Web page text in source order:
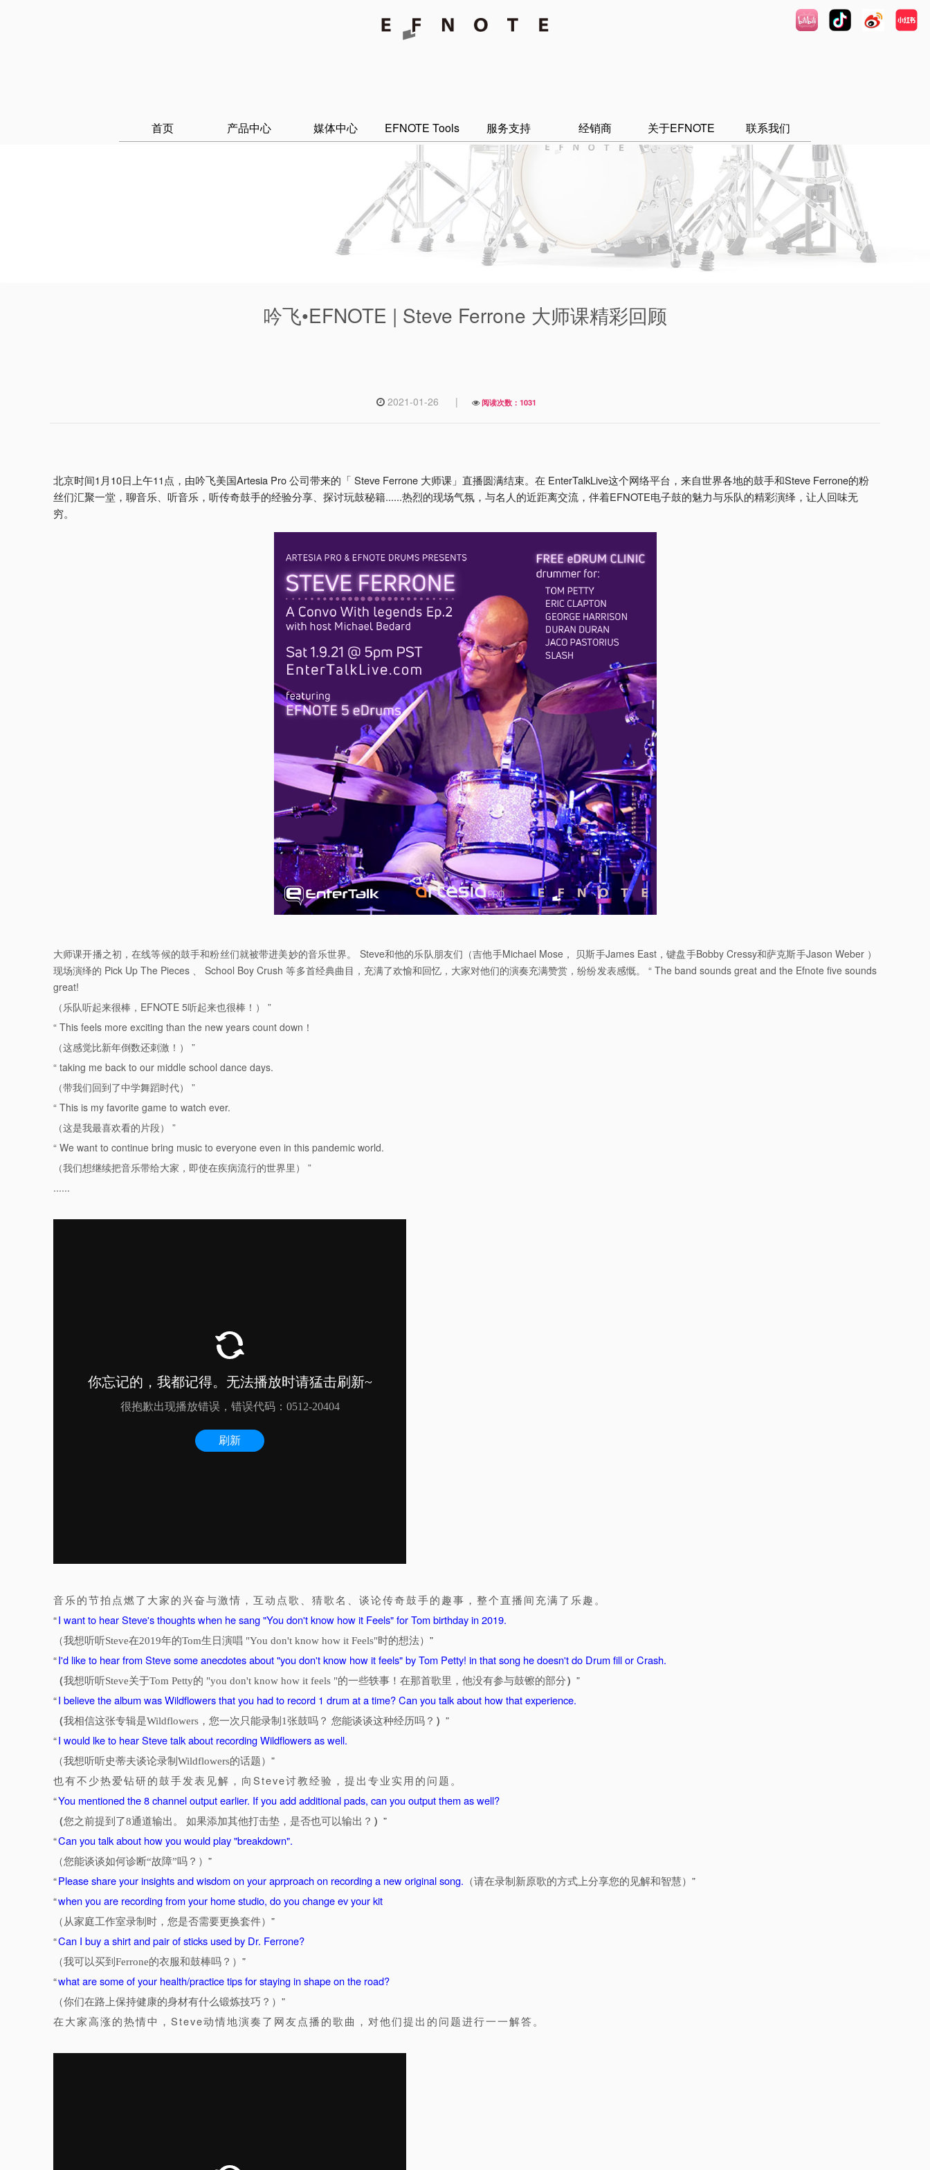
首页 产品中心 媒体中心 EFNOTE Tools 服务支持 经销商 关于EFNOTE 联系我们
吟飞•EFNOTE | Steve Ferrone 大师课精彩回顾
2021-01-26 | 阅读次数：1031
北京时间1月10日上午11点，由吟飞美国Artesia Pro 公司带来的「 Steve Ferrone 大师课」直播圆满结束。在 EnterTalkLive这个网络平台，来自世界各地的鼓手和Steve Ferrone的粉
丝们汇聚一堂，聊音乐、听音乐，听传奇鼓手的经验分享、探讨玩鼓秘籍......热烈的现场气氛，与名人的近距离交流，伴着EFNOTE电子鼓的魅力与乐队的精彩演绎，让人回味无
穷。
大师课开播之初，在线等候的鼓手和粉丝们就被带进美妙的音乐世界。 Steve和他的乐队朋友们（吉他手Michael Mose， 贝斯手James East，键盘手Bobby Cressy和萨克斯手Jason Weber ）
现场演绎的 Pick Up The Pieces 、 School Boy Crush 等多首经典曲目，充满了欢愉和回忆，大家对他们的演奏充满赞赏，纷纷发表感慨。 “ The band sounds great and the Efnote five sounds
great!
（乐队听起来很棒，EFNOTE 5听起来也很棒！） ”
“ This feels more exciting than the new years count down！
（这感觉比新年倒数还刺激！） ”
“ taking me back to our middle school dance days.
（带我们回到了中学舞蹈时代） ”
“ This is my favorite game to watch ever.
（这是我最喜欢看的片段） ”
“ We want to continue bring music to everyone even in this pandemic world.
（我们想继续把音乐带给大家，即使在疾病流行的世界里） ”
......
音乐的节拍点燃了大家的兴奋与激情，互动点歌、猜歌名、谈论传奇鼓手的趣事，整个直播间充满了乐趣。
“I want to hear Steve's thoughts when he sang "You don't know how it Feels" for Tom birthday in 2019.
（我想听听Steve在2019年的Tom生日演唱 "You don't know how it Feels"时的想法） ”
“I'd like to hear from Steve some anecdotes about "you don't know how it feels" by Tom Petty! in that song he doesn't do Drum fill or Crash.
（我想听听Steve关于Tom Petty的 "you don't know how it feels "的一些轶事！在那首歌里，他没有参与鼓镲的部分） ”
“I believe the album was Wildflowers that you had to record 1 drum at a time? Can you talk about how that experience.
（我相信这张专辑是Wildflowers，您一次只能录制1张鼓吗？ 您能谈谈这种经历吗？ ） ”
“I would lke to hear Steve talk about recording Wildflowers as well.
（我想听听史蒂夫谈论录制Wildflowers的话题） ”
也有不少热爱钻研的鼓手发表见解，向Steve讨教经验，提出专业实用的问题。
“You mentioned the 8 channel output earlier. If you add additional pads, can you output them as well?
（您之前提到了8通道输出。 如果添加其他打击垫，是否也可以输出？ ） ”
“Can you talk about how you would play "breakdown".
（您能谈谈如何诊断“故障”吗？） ”
“Please share your insights and wisdom on your aprproach on recording a new original song. （请在录制新原歌的方式上分享您的见解和智慧） ”
“when you are recording from your home studio, do you change ev your kit
（从家庭工作室录制时，您是否需要更换套件） ”
“Can I buy a shirt and pair of sticks used by Dr. Ferrone?
（我可以买到Ferrone的衣服和鼓棒吗？） ”
“what are some of your health/practice tips for staying in shape on the road?
（你们在路上保持健康的身材有什么锻炼技巧？） ”
在大家高涨的热情中，Steve动情地演奏了网友点播的歌曲，对他们提出的问题进行一一解答。